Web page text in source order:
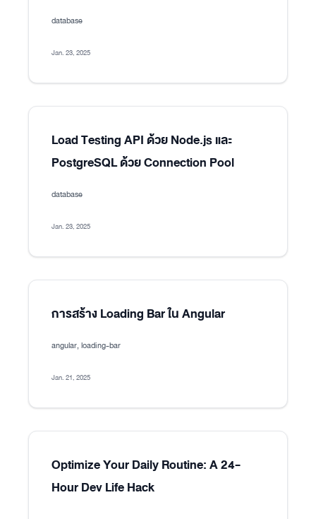
database
Jan. 23, 2025
Load Testing API ด้วย Node.js และ
PostgreSQL ด้วย Connection Pool
database
Jan. 23, 2025
การสร้าง Loading Bar ใน Angular
angular, loading-bar
Jan. 21, 2025
Optimize Your Daily Routine: A 24-
Hour Dev Life Hack